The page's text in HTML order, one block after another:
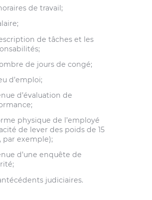
de travail;
de tâches et les
de jours de congé;
d’emploi;
d’évaluation de
physique de l’employé
de lever des poids de 15
par exemple);
d’une enquête de
judiciaires.